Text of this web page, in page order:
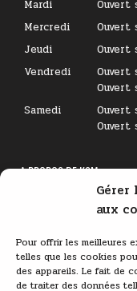
Gérer
aux
Pour offrir les meilleures
telles que les cookies
des appareils. Le fait de
de traiter des données
Mardi
Ouvert
Mercredi
Ouvert
Jeudi
Ouvert
Vendredi
Ouvert
Ouvert
Samedi
Ouvert
Ouvert
A PROPOS DE KSM